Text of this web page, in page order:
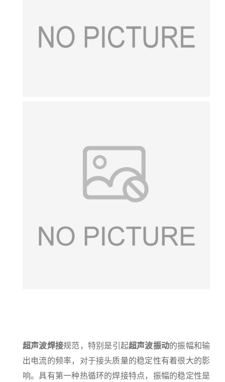
超声波焊接规范，特别是引起超声波振动的振幅和输
出电流的频率，对于接头质量的稳定性有着很大的影
响。具有第一种热循环的焊接特点，振幅的稳定性是